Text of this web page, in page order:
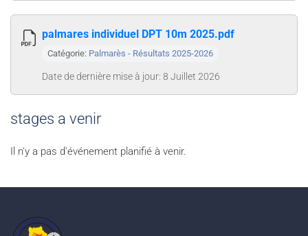
palmares individuel DPT 10m 2025.pdf
Catégorie: Palmarès - Résultats 2025-2026
Date de dernière mise à jour: 8 Juillet 2026
stages a venir
Il n'y a pas d'événement planifié à venir.